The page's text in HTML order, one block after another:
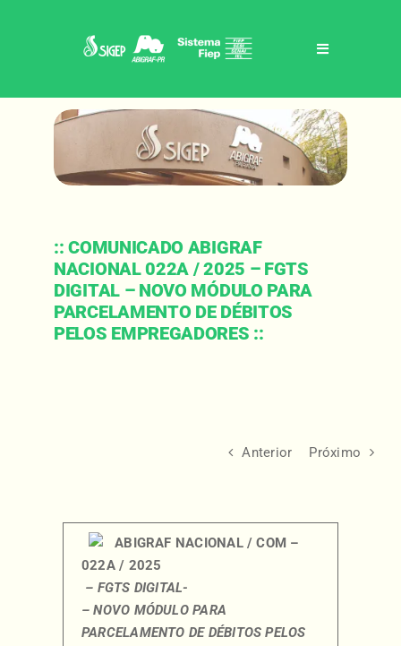
Toggle
Home
Eventos
Notícias
:: COMUNICADO ABIGRAF
NACIONAL 022A / 2025 – FGTS
DIGITAL – NOVO MÓDULO PARA
PARCELAMENTO DE DÉBITOS
PELOS EMPREGADORES ::
Anterior Próximo
ABIGRAF NACIONAL / COM –
022A / 2025
– FGTS DIGITAL-
– NOVO MÓDULO PARA
PARCELAMENTO DE DÉBITOS PELOS